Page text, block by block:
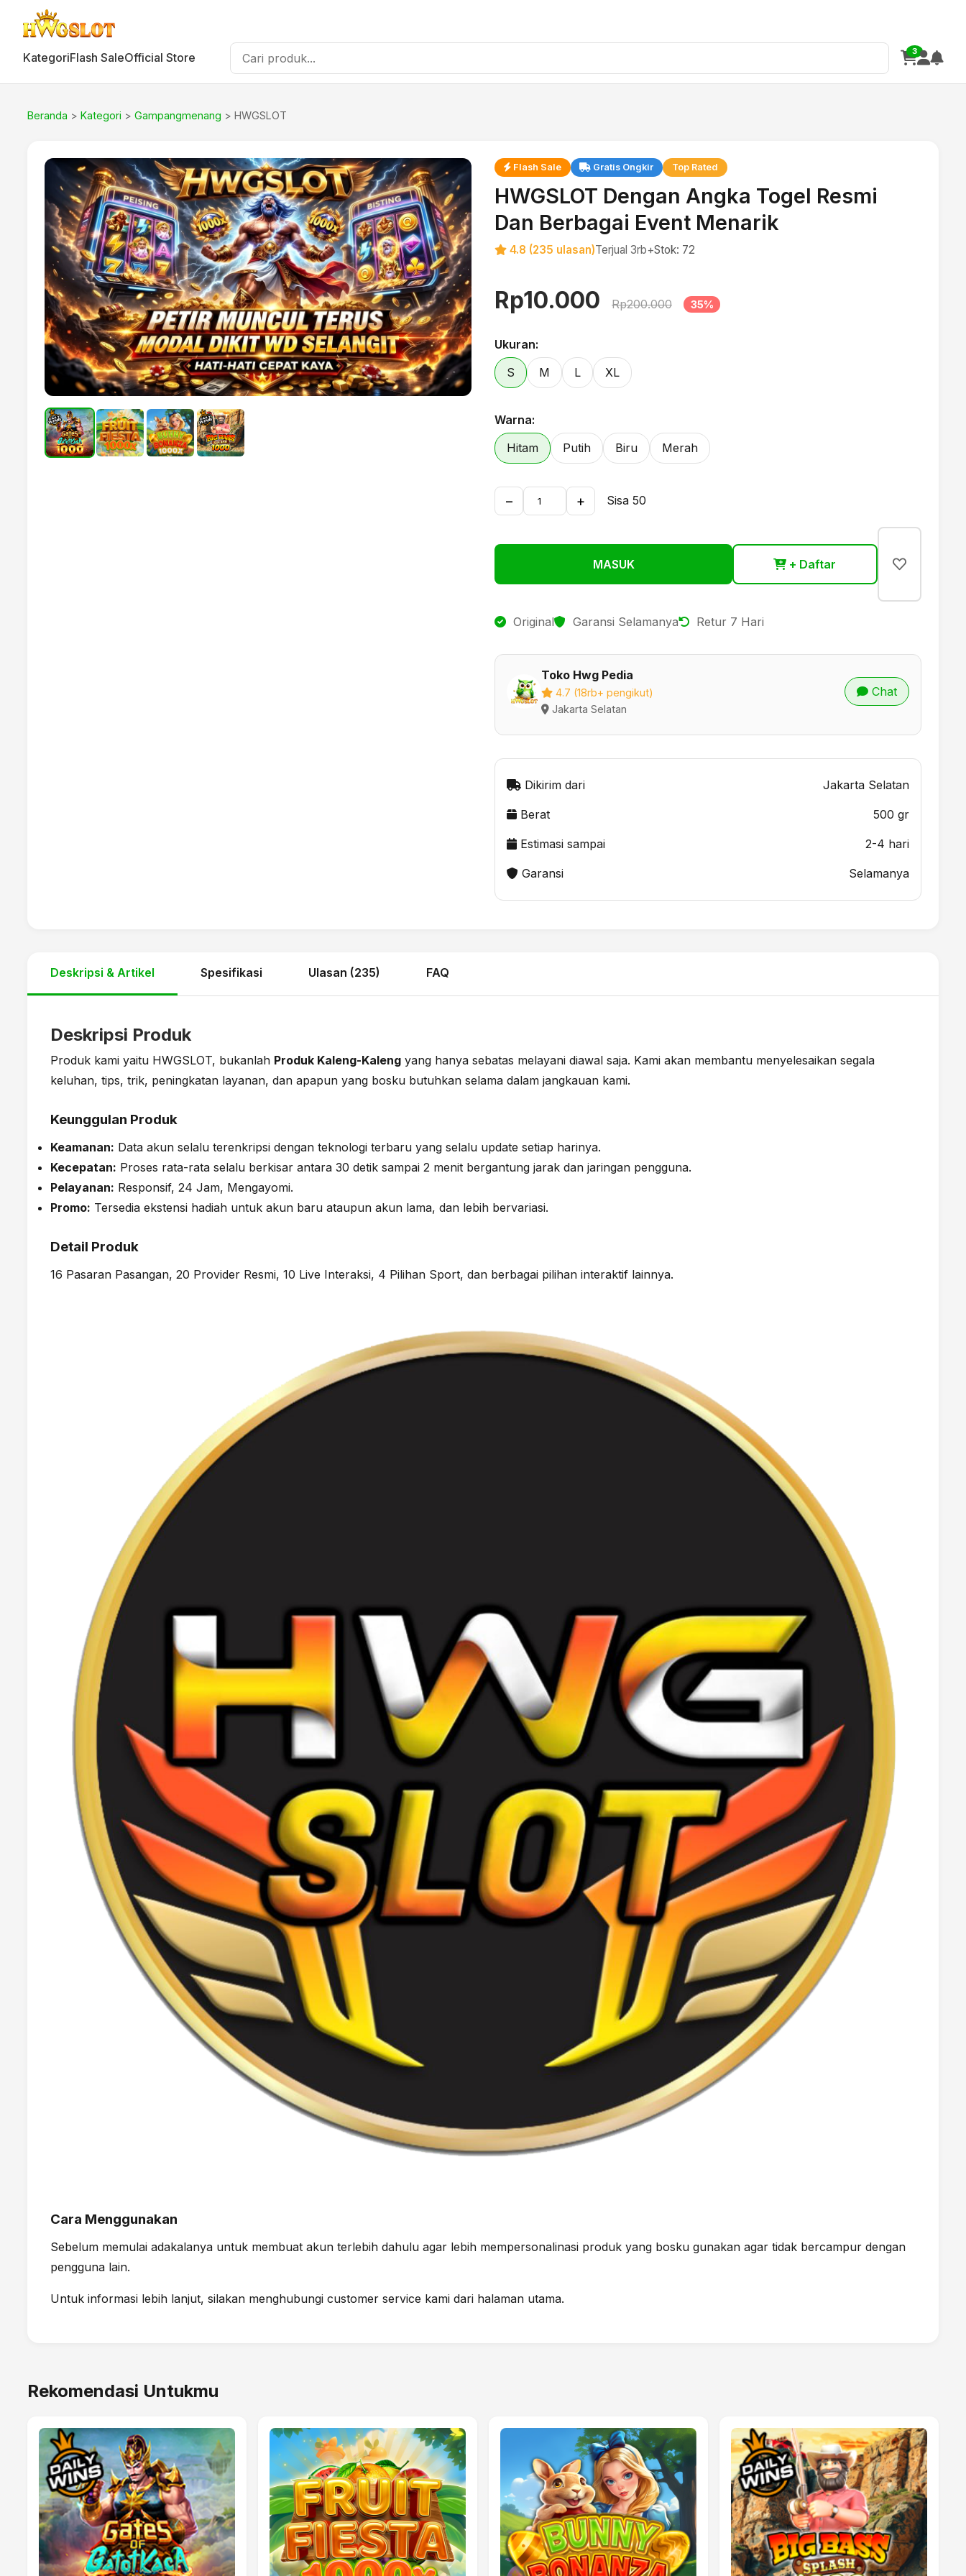
KategoriFlash SaleOfficial Store 3
Beranda > Kategori > Gampangmenang > HWGSLOT
Flash Sale Gratis Ongkir Top Rated
HWGSLOT Dengan Angka Togel Resmi
Dan Berbagai Event Menarik
4.8 (235 ulasan)Terjual 3rb+Stok: 72
Rp10.000 Rp200.000 35%
Ukuran:
S
M L XL
Warna:
Hitam
Putih Biru Merah
− + Sisa 50
MASUK + Daftar
Original Garansi Selamanya Retur 7 Hari
Toko Hwg Pedia
4.7 (18rb+ pengikut)
Jakarta Selatan
Chat
Dikirim dari Jakarta Selatan
Berat 500 gr
Estimasi sampai 2-4 hari
Garansi Selamanya
Deskripsi & Artikel Spesifikasi Ulasan (235) FAQ
Deskripsi Produk
Produk kami yaitu HWGSLOT, bukanlah Produk Kaleng-Kaleng yang hanya sebatas melayani diawal saja. Kami akan membantu menyelesaikan segala
keluhan, tips, trik, peningkatan layanan, dan apapun yang bosku butuhkan selama dalam jangkauan kami.
Keunggulan Produk
Keamanan: Data akun selalu terenkripsi dengan teknologi terbaru yang selalu update setiap harinya.
Kecepatan: Proses rata-rata selalu berkisar antara 30 detik sampai 2 menit bergantung jarak dan jaringan pengguna.
Pelayanan: Responsif, 24 Jam, Mengayomi.
Promo: Tersedia ekstensi hadiah untuk akun baru ataupun akun lama, dan lebih bervariasi.
Detail Produk
16 Pasaran Pasangan, 20 Provider Resmi, 10 Live Interaksi, 4 Pilihan Sport, dan berbagai pilihan interaktif lainnya.
Cara Menggunakan
Sebelum memulai adakalanya untuk membuat akun terlebih dahulu agar lebih mempersonalinasi produk yang bosku gunakan agar tidak bercampur dengan
pengguna lain.
Untuk informasi lebih lanjut, silakan menghubungi customer service kami dari halaman utama.
Rekomendasi Untukmu